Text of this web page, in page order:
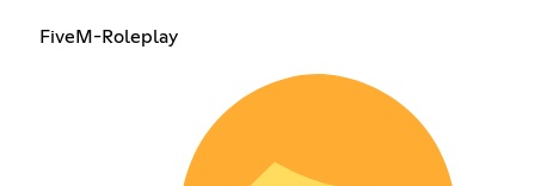
FiveM-Roleplay